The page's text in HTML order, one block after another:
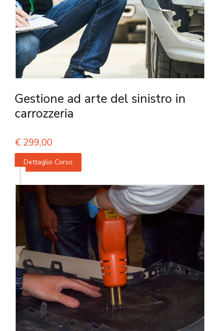
Gestione ad arte del sinistro in
carrozzeria
€ 299,00
Dettaglio Corso